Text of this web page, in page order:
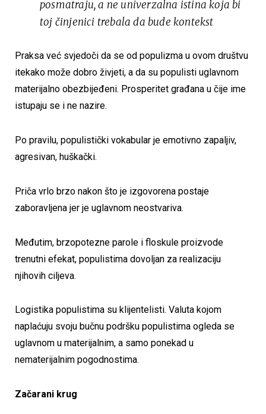
posmatraju, a ne univerzalna istina koja bi
toj činjenici trebala da bude kontekst
Praksa već svjedoči da se od populizma u ovom društvu
itekako može dobro živjeti, a da su populisti uglavnom
materijalno obezbijeđeni. Prosperitet građana u čije ime
istupaju se i ne nazire.
Po pravilu, populistički vokabular je emotivno zapaljiv,
agresivan, huškački.
Priča vrlo brzo nakon što je izgovorena postaje
zaboravljena jer je uglavnom neostvariva.
Međutim, brzopotezne parole i floskule proizvode
trenutni efekat, populistima dovoljan za realizaciju
njihovih ciljeva.
Logistika populistima su klijentelisti. Valuta kojom
naplaćuju svoju bučnu podršku populistima ogleda se
uglavnom u materijalnim, a samo ponekad u
nematerijalnim pogodnostima.
Začarani krug